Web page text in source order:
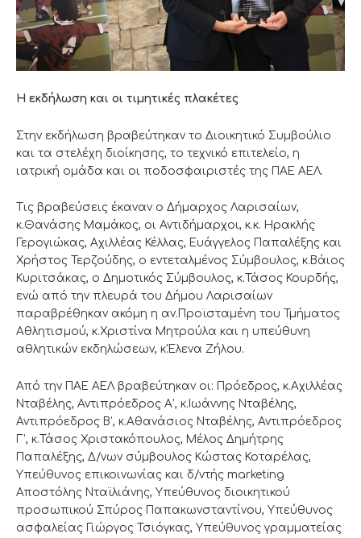
Η εκδήλωση και οι τιμητικές πλακέτες
Στην εκδήλωση βραβεύτηκαν το Διοικητικό Συμβούλιο
και τα στελέχη διοίκησης, το τεχνικό επιτελείο, η
ιατρική ομάδα και οι ποδοσφαιριστές της ΠΑΕ ΑΕΛ.
Τις βραβεύσεις έκαναν ο Δήμαρχος Λαρισαίων,
κ.Θανάσης Μαμάκος, οι Αντιδήμαρχοι, κ.κ. Ηρακλής
Γερογιώκας, Αχιλλέας Κέλλας, Ευάγγελος Παπαλέξης και
Χρήστος Τερζούδης, ο εντεταλμένος Σύμβουλος, κ.Βάιος
Κυριτσάκας, ο Δημοτικός Σύμβουλος, κ.Τάσος Κουρδής,
ενώ από την πλευρά του Δήμου Λαρισαίων
παραβρέθηκαν ακόμη η αν.Προϊσταμένη του Τμήματος
Αθλητισμού, κ.Χριστίνα Μητρούλα και η υπεύθυνη
αθλητικών εκδηλώσεων, κ.Έλενα Ζήλου.
Από την ΠΑΕ ΑΕΛ βραβεύτηκαν οι: Πρόεδρος, κ.Αχιλλέας
Νταβέλης, Αντιπρόεδρος Α’, κ.Ιωάννης Νταβέλης,
Αντιπρόεδρος Β’, κ.Αθανάσιος Νταβέλης, Αντιπρόεδρος
Γ’, κ.Τάσος Χριστακόπουλος, Μέλος Δημήτρης
Παπαλέξης, Δ/νων σύμβουλος Κώστας Κοταρέλας,
Υπεύθυνος επικοινωνίας και δ/ντής marketing
Αποστόλης Νταϊλιάνης, Υπεύθυνος διοικητικού
προσωπικού Σπύρος Παπακωνσταντίνου, Υπεύθυνος
ασφαλείας Γιώργος Τσιόγκας, Υπεύθυνος γραμματείας